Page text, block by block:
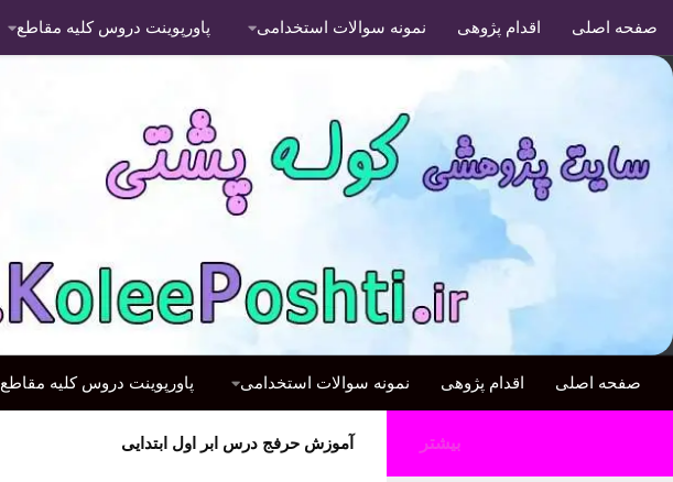
صفحه اصلی اقدام پژوهی نمونه سوالات استخدامی پاورپوینت دروس کلیه مقاطع
صفحه اصلی اقدام پژوهی نمونه سوالات استخدامی پاورپوینت دروس کلیه مقاطع
آموزش حرفج درس ابر اول ابتدایی بیشتر